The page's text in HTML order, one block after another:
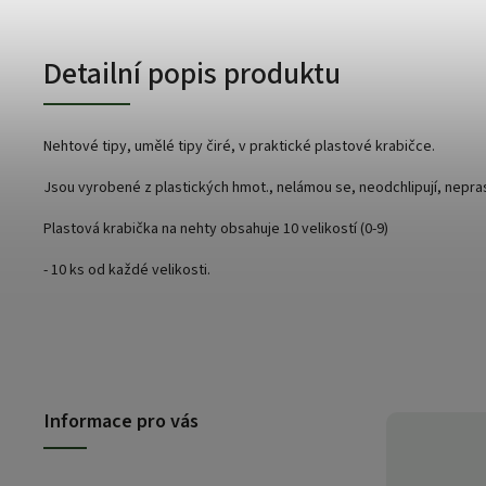
Detailní popis produktu
Nehtové tipy, umělé tipy čiré, v praktické plastové krabičce.
Jsou vyrobené z plastických hmot., nelámou se, neodchlipují,
Plastová krabička na nehty obsahuje 10 velikostí (0-9)
- 10 ks od každé velikosti.
Informace pro vás